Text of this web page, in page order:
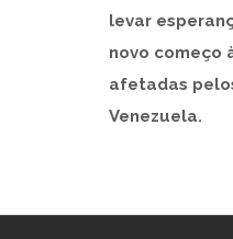
levar
novo começo
afetadas
Venezuela.